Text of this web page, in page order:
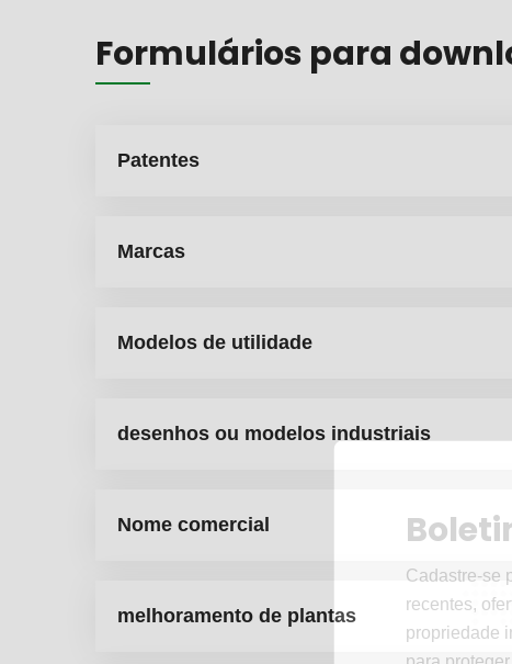
Formulários para
Patentes
Marcas
Modelos de utilidade
desenhos ou modelos industriais
Nome comercial
melhoramento de plantas
Cadastre-se
recentes,
propriedade